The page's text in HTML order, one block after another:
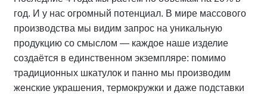
год. И у нас огромный потенциал. В мире массового
производства мы видим запрос на уникальную
продукцию со смыслом — каждое наше изделие
создаётся в единственном экземпляре: помимо
традиционных шкатулок и панно мы производим
женские украшения, термокружки и даже подставки